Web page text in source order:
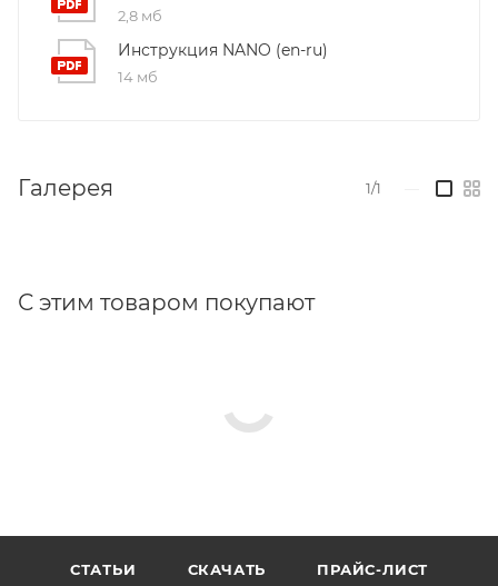
2,8 мб
Инструкция NANO (en-ru)
14 мб
Галерея 1/1
С этим товаром покупают
СТАТЬИ СКАЧАТЬ ПРАЙС-ЛИСТ